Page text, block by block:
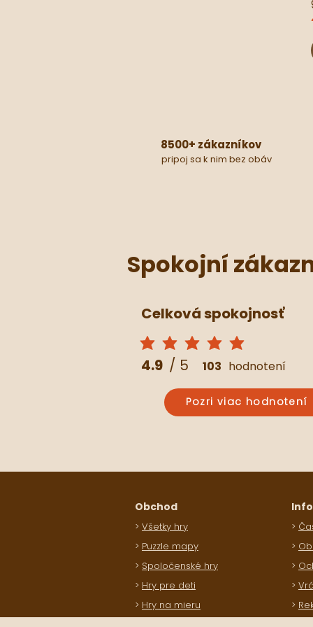
8500+ zákazníkov
pripoj sa k nim bez obáv
Spokojní
Celková spokojnosť
priemerné hodnotenie je 4.9 z 5
4.9 / 5 103 hodnotení
Pozri viac hodnotení
Obchod
> Všetky hry
> Puzzle mapy
> Spoločenské hry
> Hry pre deti
> Hry na mieru
>
>
>
>
>